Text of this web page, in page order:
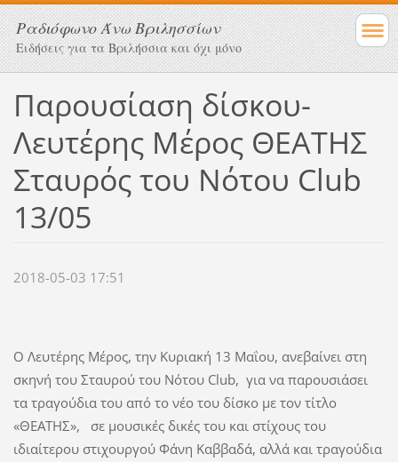
Ραδιόφωνο Άνω Βριλησσίων
Ειδήσεις για τα Βριλήσσια και όχι μόνο
Παρουσίαση δίσκου-
Λευτέρης Μέρος ΘΕΑΤΗΣ
Σταυρός του Νότου Club
13/05
2018-05-03 17:51
Ο Λευτέρης Μέρος, την Κυριακή 13 Μαΐου, ανεβαίνει στη
σκηνή του Σταυρού του Νότου Club, για να παρουσιάσει
τα τραγούδια του από το νέο του δίσκο με τον τίτλο
«ΘΕΑΤΗΣ», σε μουσικές δικές του και στίχους του
ιδιαίτερου στιχουργού Φάνη Καββαδά, αλλά και τραγούδια